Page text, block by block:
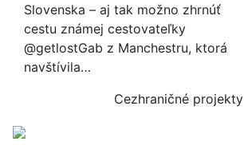
Slovenska – aj tak možno zhrnúť
cestu známej cestovateľky
@getlostGab z Manchestru, ktorá
navštívila…
Cezhraničné projekty